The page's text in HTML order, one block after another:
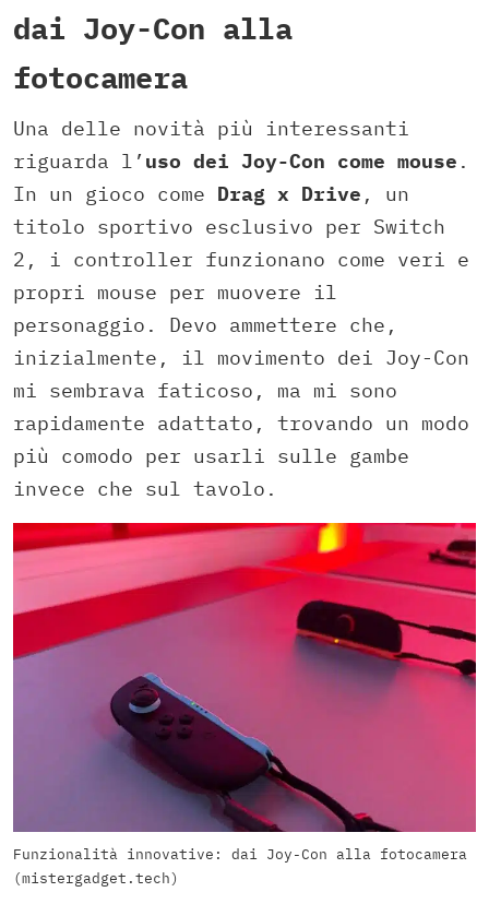
dai Joy-Con alla
fotocamera
Una delle novità più interessanti
riguarda l’ uso dei Joy-Con come mouse .
In un gioco come Drag x Drive , un
titolo sportivo esclusivo per Switch
2, i controller funzionano come veri e
propri mouse per muovere il
personaggio. Devo ammettere che,
inizialmente, il movimento dei Joy-Con
mi sembrava faticoso, ma mi sono
rapidamente adattato, trovando un modo
più comodo per usarli sulle gambe
invece che sul tavolo.
Funzionalità innovative: dai Joy-Con alla fotocamera
(mistergadget.tech)